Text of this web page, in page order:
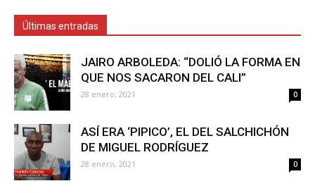
Últimas entradas
JAIRO ARBOLEDA: “DOLIÓ LA FORMA EN
QUE NOS SACARON DEL CALI”
28 enero, 2021 0
ASÍ ERA ‘PIPICO’, EL DEL SALCHICHÓN
DE MIGUEL RODRÍGUEZ
28 enero, 2021 0